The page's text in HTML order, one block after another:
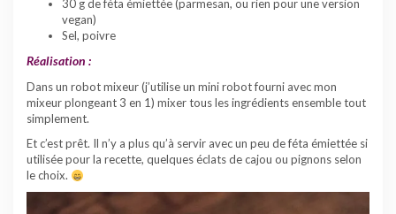
30 g de féta émiettée (parmesan, ou rien pour une version
vegan)
Sel, poivre
Réalisation :
Dans un robot mixeur (j’utilise un mini robot fourni avec mon
mixeur plongeant 3 en 1) mixer tous les ingrédients ensemble tout
simplement.
Et c’est prêt. Il n’y a plus qu’à servir avec un peu de féta émiettée si
utilisée pour la recette, quelques éclats de cajou ou pignons selon
le choix.